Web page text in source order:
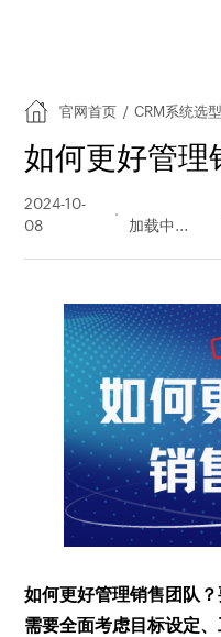
官网首页 / CRM系统选型
如何更好管理
2024-10-
08
量
如何更好管理销售团队
需要全面考虑目标设定